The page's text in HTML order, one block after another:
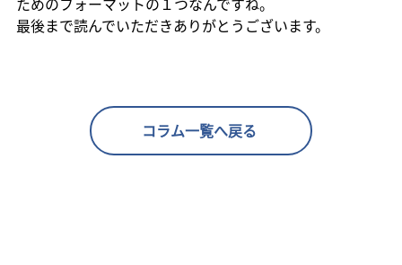
コラム一覧へ戻る
最後まで読んでいただきありがとうございます。